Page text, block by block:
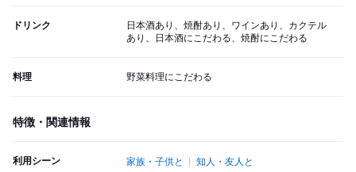
ドリンク
日本酒あり、焼酎あり、ワインあり、カクテル
あり、日本酒にこだわる、焼酎にこだわる
料理 野菜料理にこだわる
特徴・関連情報
利用シーン 家族・子供と 知人・友人と